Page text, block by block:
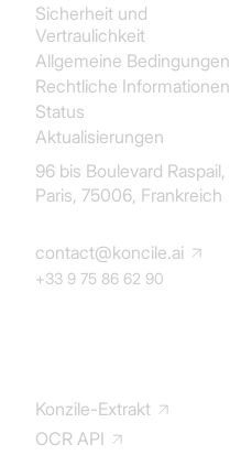
Konzile-Extrakt
OCR API
Sicherheit und
Vertraulichkeit
Allgemeine Bedingungen
Rechtliche Informationen
Status
Aktualisierungen
96 bis Boulevard Raspail,
Paris, 75006, Frankreich
contact@koncile.ai
+33 9 75 86 62 90